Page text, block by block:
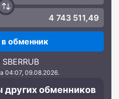
обменник
04:07, 09.08.2026.
обменников